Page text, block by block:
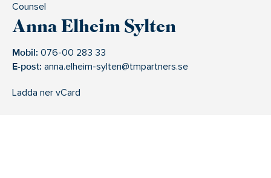
Counsel
Anna Elheim Sylten
Mobil: 076-00 283 33
E-post: anna.elheim-sylten@tmpartners.se
Ladda ner vCard